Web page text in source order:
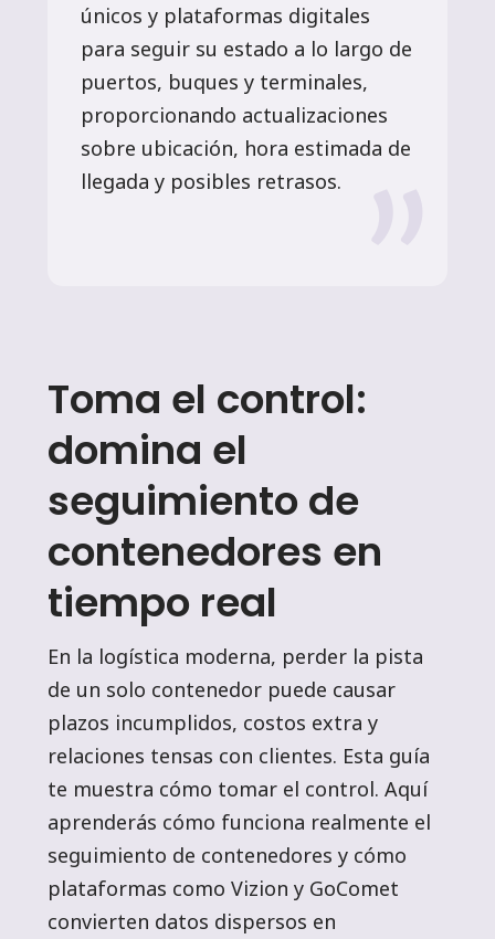
únicos y plataformas digitales
para seguir su estado a lo largo de
puertos, buques y terminales,
proporcionando actualizaciones
sobre ubicación, hora estimada de
llegada y posibles retrasos.
Toma el control:
domina el
seguimiento de
contenedores en
tiempo real
En la logística moderna, perder la pista
de un solo contenedor puede causar
plazos incumplidos, costos extra y
relaciones tensas con clientes. Esta guía
te muestra cómo tomar el control. Aquí
aprenderás cómo funciona realmente el
seguimiento de contenedores y cómo
plataformas como Vizion y GoComet
convierten datos dispersos en